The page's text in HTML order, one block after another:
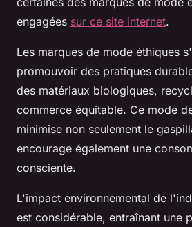
engagées sur ce site internet.
Les marques de mode éthiques
promouvoir des pratiques
des matériaux biologiques,
commerce équitable. Ce mode
minimise non seulement le
encourage également une
consciente.
L'impact environnemental de
est considérable, entraînant une